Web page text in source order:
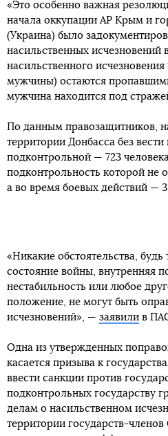
«Это особенно важная
начала оккупации АР Крым и
(Украина) было
насильственных исчезновений
насильственного исчезновения
мужчины) остаются
мужчина находится под
По данным правозащитников,
территории Донбасса без
подконтрольной — 723
подконтрольность которой не
а во время боевых действий —
«Никакие обстоятельства, будь
состояние войны, внутренняя
нестабильность или любое
положение, не могут быть
исчезновений», — заявили в
Одна из утвержденных
касается призыва к
ввести санкции против
подконтрольных государству
делам о насильственном
территории государств-